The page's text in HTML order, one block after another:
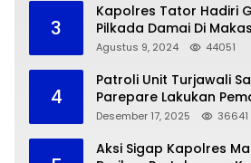
3
Kapolres Tator Hadiri
Pilkada Damai Di
Agustus 9, 2024 44051
4
Patroli Unit Turjawali
Parepare Lakukan
Larangan Parkir
Desember 17, 2025 36641
Aksi Sigap Kapolres